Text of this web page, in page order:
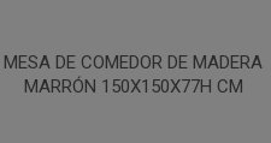
MESA DE COMEDOR DE MADERA
MARRÓN 150X150X77H CM